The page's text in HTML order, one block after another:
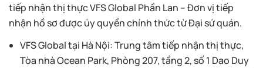
tiếp nhận thị thực VFS Global Phần Lan – Đơn vị tiếp
nhận hồ sơ được ủy quyền chính thức từ Đại sứ quán.
VFS Global tại Hà Nội: Trung tâm tiếp nhận thị thực,
Tòa nhà Ocean Park, Phòng 207, tầng 2, số 1 Dao Duy